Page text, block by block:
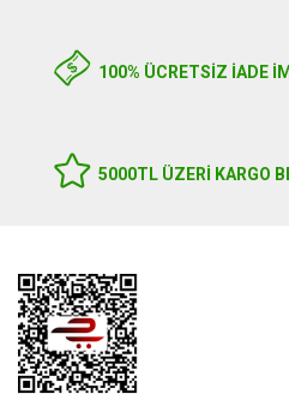
100% ÜCRETSİZ İADE
5000TL ÜZERI KARGO